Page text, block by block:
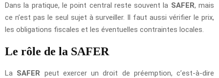
Dans la pratique, le point central reste souvent la SAFER, mais
ce n’est pas le seul sujet à surveiller. Il faut aussi vérifier le prix,
les obligations fiscales et les éventuelles contraintes locales.
Le rôle de la SAFER
La SAFER peut exercer un droit de préemption, c’est-à-dire